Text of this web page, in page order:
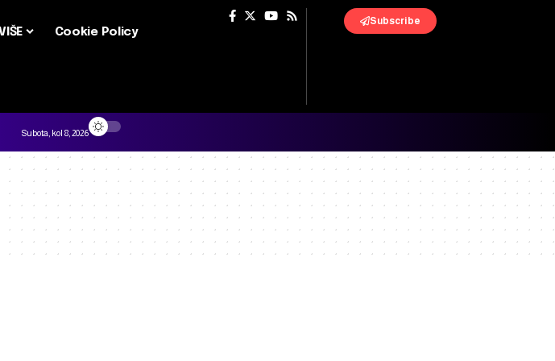
Cookie Policy
Subscribe
Subota, kol 8, 2026